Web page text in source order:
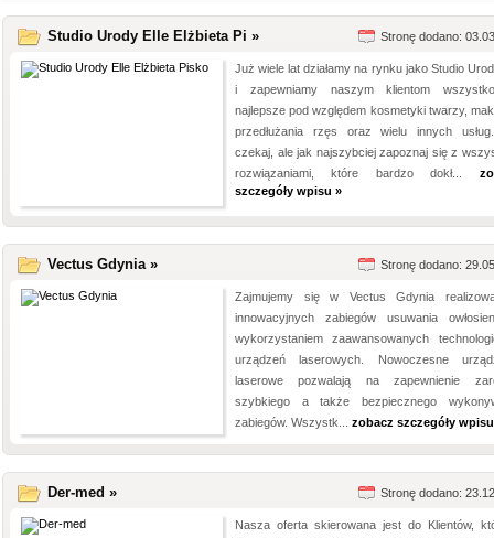
Studio Urody Elle Elżbieta Pi » Stronę dodano:
Już wiele lat działamy na rynku jako Studio
i zapewniamy naszym klientom
najlepsze pod względem kosmetyki twarzy,
przedłużania rzęs oraz wielu innych
czekaj, ale jak najszybciej zapoznaj się z
rozwiązaniami, które bardzo dokł...
szczegóły wpisu »
Vectus Gdynia » Stronę dodano:
Zajmujemy się w Vectus Gdynia
innowacyjnych zabiegów usuwania
wykorzystaniem zaawansowanych
urządzeń laserowych. Nowoczesne
laserowe pozwalają na zapewnienie
szybkiego a także bezpiecznego
zabiegów. Wszystk... zobacz szczegóły
Der-med » Stronę dodano:
Nasza oferta skierowana jest do Klientów,